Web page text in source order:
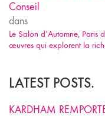
Conseil
dans
Le Salon d’Automne,
œuvres qui explorent la
LATEST POSTS.
KARDHAM